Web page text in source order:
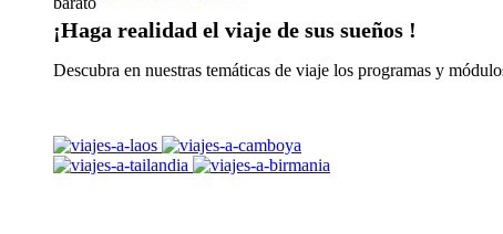
¡Haga realidad el viaje de sus sueños !
Descubra en nuestras temáticas de viaje los programas y